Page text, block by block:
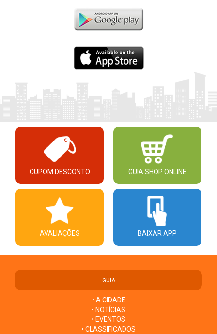
CUPOM DESCONTO GUIA SHOP ONLINE
AVALIAÇÕES BAIXAR APP
GUIA
• A CIDADE
• NOTÍCIAS
• EVENTOS
• CLASSIFICADOS